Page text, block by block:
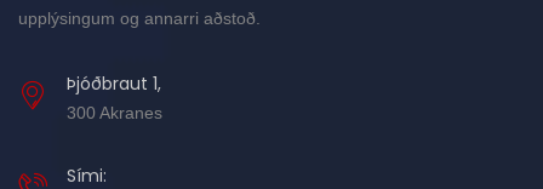
upplýsingum og annarri aðstoð.
Þjóðbraut 1,
300 Akranes
Sími: